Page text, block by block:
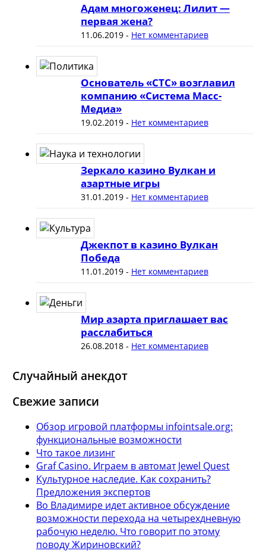
Адам многоженец: Лилит —
первая жена?
11.06.2019- Нет комментариев
Основатель «СТС» возглавил
компанию «Система Масс-
Медиа»
19.02.2019- Нет комментариев
Зеркало казино Вулкан и
азартные игры
31.01.2019- Нет комментариев
Джекпот в казино Вулкан
Победа
11.01.2019- Нет комментариев
Мир азарта приглашает вас
расслабиться
26.08.2018- Нет комментариев
Случайный анекдот
Свежие записи
Обзор игровой платформы infointsale.org:
функциональные возможности
Что такое лизинг
Graf Casino. Играем в автомат Jewel Quest
Культурное наследие. Как сохранить?
Предложения экспертов
Во Владимире идет активное обсуждение
возможности перехода на четырехдневную
рабочую неделю. Что говорит по этому
поводу Жириновский?